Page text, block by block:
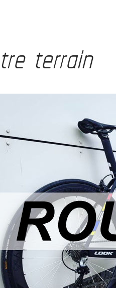
terrain